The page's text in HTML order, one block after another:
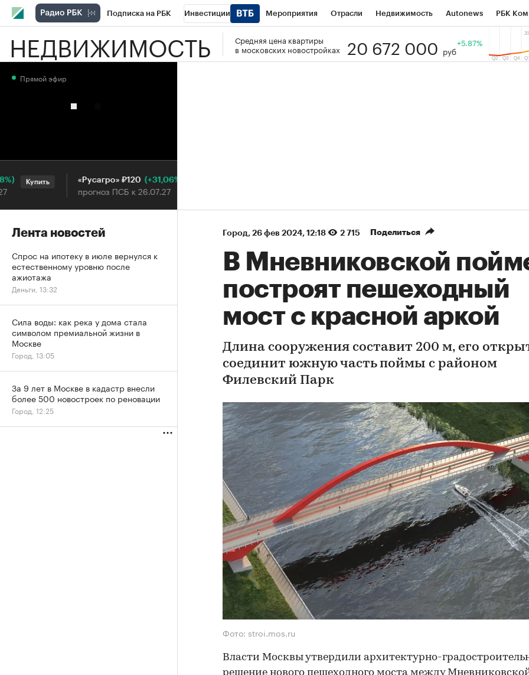
Подписка на РБК Инвестиции Мероприятия Отрасли Недвижимость Autonews РБК
РБК Вино Спорт Школа управления РБК РБК Образование Тренды
НЕДВИЖИМОСТЬ
Средняя цена квартиры
в московских новостройках
20 672 000 руб
+5.87%
Город⁠, 26 фев 2024, 12:18 2 715 Поделиться
В Мневниковской
построят пешеходный
мост с красной аркой
Длина сооружения составит 200 м, его
соединит южную часть поймы с районом
Филевский Парк
Фото: stroi.mos.ru
Власти Москвы утвердили архитектурно-
Прямой эфир
Купить «Русагро» ₽120 (+31,06%)
прогноз ПСБ к 26.07.27
Лента новостей
Спрос на ипотеку в июле вернулся к
естественному уровню после
ажиотажа
Деньги, 13:32
Сила воды: как река у дома стала
символом премиальной жизни в
Москве
Город, 13:05
За 9 лет в Москве в кадастр внесли
более 500 новостроек по реновации
Город, 12:25